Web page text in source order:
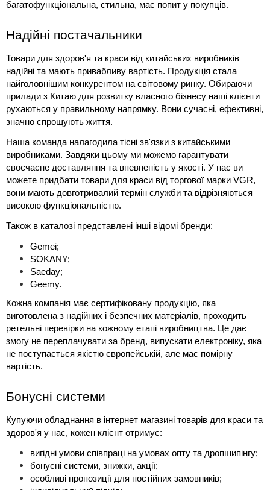
багатофункціональна, стильна, має попит у покупців.
Надійні постачальники
Товари для здоров'я та краси від китайських виробників
надійні та мають привабливу вартість. Продукція стала
найголовнішим конкурентом на світовому ринку. Обираючи
прилади з Китаю для розвитку власного бізнесу наші клієнти
рухаються у правильному напрямку. Вони сучасні, ефективні,
значно спрощують життя.
Наша команда налагодила тісні зв'язки з китайськими
виробниками. Завдяки цьому ми можемо гарантувати
своєчасне доставляння та впевненість у якості. У нас ви
можете придбати товари для краси від торгової марки VGR,
вони мають довготривалий термін служби та відрізняються
високою функціональністю.
Також в каталозі представлені інші відомі бренди:
Gemei;
SOKANY;
Saeday;
Geemy.
Кожна компанія має сертифіковану продукцію, яка
виготовлена з надійних і безпечних матеріалів, проходить
ретельні перевірки на кожному етапі виробництва. Це дає
змогу не переплачувати за бренд, випускати електроніку, яка
не поступається якістю європейській, але має помірну
вартість.
Бонусні системи
Купуючи обладнання в інтернет магазині товарів для краси та
здоров'я у нас, кожен клієнт отримує:
вигідні умови співпраці на умовах опту та дропшипінгу;
бонусні системи, знижки, акції;
особливі пропозиції для постійних замовників;